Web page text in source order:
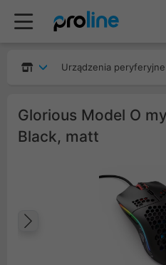
Urządzenia peryferyjne
Glorious Model O
Black, matt
Poprzedni